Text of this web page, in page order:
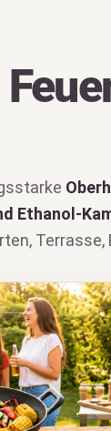
Ethanol-
Terrasse,